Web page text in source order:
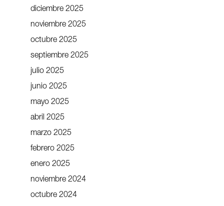
diciembre 2025
noviembre 2025
octubre 2025
septiembre 2025
julio 2025
junio 2025
mayo 2025
abril 2025
marzo 2025
febrero 2025
enero 2025
noviembre 2024
octubre 2024